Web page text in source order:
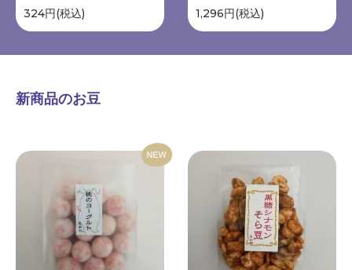
324円(税込) 1,296円(税込)
新商品のお豆